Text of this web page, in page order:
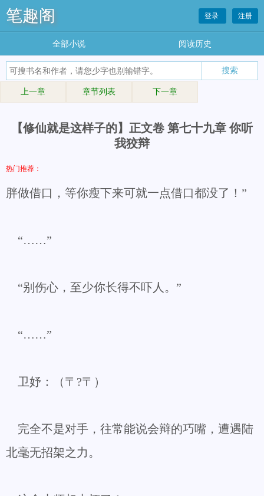
笔趣阁 登录 注册
全部小说 阅读历史
上一章 章节列表 下一章
【修仙就是这样子的】正文卷 第七十九章 你听
我狡辩
热门推荐：
胖做借口，等你瘦下来可就一点借口都没了！”
“……”
“别伤心，至少你长得不吓人。”
“……”
卫妤：（〒?〒）
完全不是对手，往常能说会辩的巧嘴，遭遇陆
北毫无招架之力。